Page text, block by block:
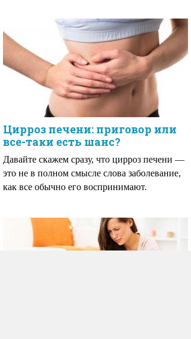
Цирроз печени: приговор или
все-таки есть шанс?
Давайте скажем сразу, что цирроз печени —
это не в полном смысле слова заболевание,
как все обычно его воспринимают.